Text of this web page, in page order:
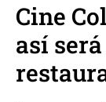
Cine
así